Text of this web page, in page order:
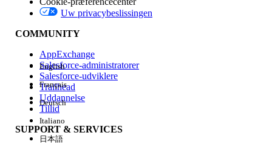
Version
Experience
Uw privacybeslissingen
COMMUNITY
AppExchange
Salesforce-administratorer
Salesforce-udviklere
Trailhead
Uddannelse
Tillid
SUPPORT & SERVICES
English
Français
Deutsch
Italiano
日本語